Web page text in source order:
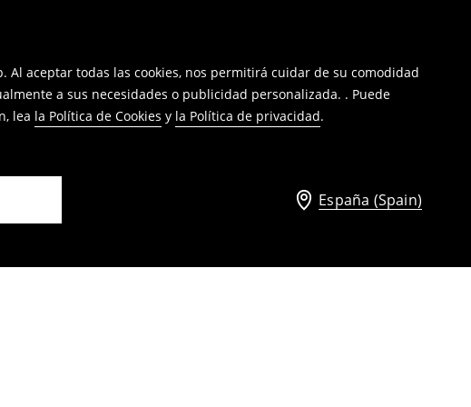
aceptar todas las cookies, nos permitirá cuidar de su comodidad
a sus necesidades o publicidad personalizada. . Puede
lea la Política de Cookies y la Política de privacidad.
España (Spain)